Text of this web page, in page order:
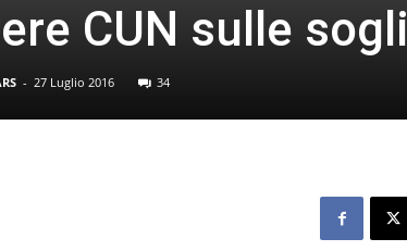
CUN sulle
- 27 Luglio 2016 34